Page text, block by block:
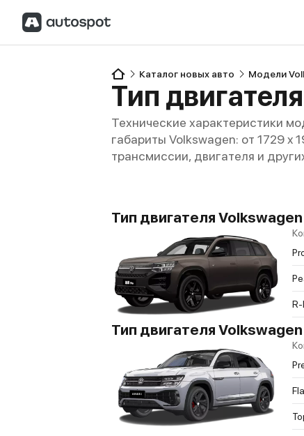
Каталог новых авто Модели
Тип
Технические характеристики
габариты Volkswagen: от 1729 x
трансмиссии, двигателя и
Тип двигателя
R-
Тип двигателя